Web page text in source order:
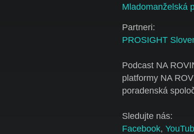
Mladomanželská
Partneri:
PROSIGHT
Podcast NA
platformy NA
poradenská
Sledujte nás:
Facebook,